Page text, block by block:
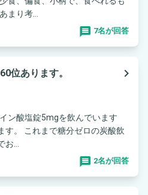
まり考...
7名が回答
位あります。
navigate_next
ン酸塩錠5mgを飲んでいます
す。 これまで糖分ゼロの炭酸飲
...
2名が回答